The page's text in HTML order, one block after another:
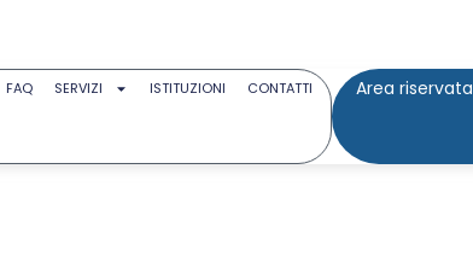
FAQ SERVIZI ISTITUZIONI CONTATTI Area riservata